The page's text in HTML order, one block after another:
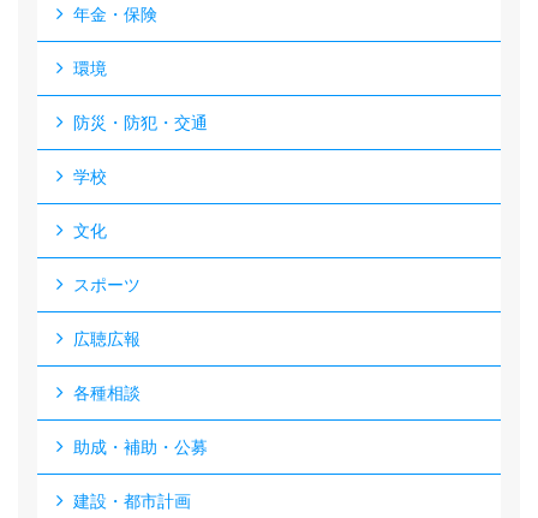
年金・保険
環境
防災・防犯・交通
学校
文化
スポーツ
広聴広報
各種相談
助成・補助・公募
建設・都市計画